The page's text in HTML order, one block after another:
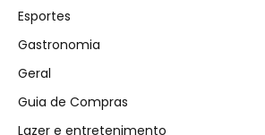
Esportes
Gastronomia
Geral
Guia de Compras
Lazer e entretenimento